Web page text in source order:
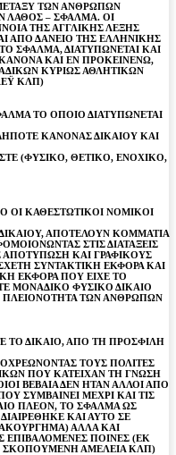
ΤΩΝ ΑΝΘΡΩΠΩΝ
ΛΑΘΟΣ – ΣΦΑΛΜΑ. ΟΙ
ΤΗΣ ΑΓΓΛΙΚΗΣ ΛΕΞΗΣ
ΑΠΟ ΔΑΝΕΙΟ ΤΗΣ ΕΛΛΗΝΙΚΗΣ
ΣΦΑΛΜΑ, ΔΙΑΤΥΠΩΝΕΤΑΙ ΚΑΙ
ΚΑΙ ΕΝ ΠΡΟΚΕΙΝΕΝΩ,
ΚΥΡΙΩΣ ΑΘΛΗΤΙΚΩΝ
ΚΛΠ)
ΤΟ ΟΠΟΙΟ ΔΙΑΤΥΠΩΝΕΤΑΙ
ΚΑΝΟΝΑΣ ΔΙΚΑΙΟΥ ΚΑΙ
(ΦΥΣΙΚΟ, ΘΕΤΙΚΟ, ΕΝΟΧΙΚΟ,
ΟΙ ΚΑΘΕΣΤΩΤΙΚΟΙ ΝΟΜΙΚΟΙ
ΑΠΟΤΕΛΟΥΝ ΚΟΜΜΑΤΙΑ
ΣΤΙΣ ΔΙΑΤΑΞΕΙΣ
ΚΑΙ ΓΡΑΦΙΚΟΥΣ
ΣΥΝΤΑΚΤΙΚΗ ΕΚΦΟΡΑ ΚΑΙ
ΕΚΦΟΡΑ ΠΟΥ ΕΙΧΕ ΤΟ
ΜΟΝΑΔΙΚΟ ΦΥΣΙΚΟ ΔΙΚΑΙΟ
ΠΛΕΙΟΝΟΤΗΤΑ ΤΩΝ ΑΝΘΡΩΠΩΝ
ΤΟ ΔΙΚΑΙΟ, ΑΠΟ ΤΗ ΠΡΟΣΦΙΛΗ
ΤΟΥΣ ΠΟΛΙΤΕΣ
ΠΟΥ ΚΑΤΕΙΧΑΝ ΤΗ ΓΝΩΣΗ
ΒΕΒΑΙΑ ΔΕΝ ΗΤΑΝ ΑΛΛΟΙ ΑΠΟ
ΣΥΜΒΑΙΝΕΙ ΜΕΧΡΙ ΚΑΙ ΤΙΣ
ΠΛΕΟΝ, ΤΟ ΣΦΑΛΜΑ ΩΣ
ΚΑΙ ΑΥΤΟ ΣΕ
ΑΛΛΑ ΚΑΙ
ΕΠΙΒΑΛΟΜΕΝΕΣ ΠΟΙΝΕΣ (ΕΚ
ΣΚΟΠΟΥΜΕΝΗ ΑΜΕΛΕΙΑ ΚΛΠ)